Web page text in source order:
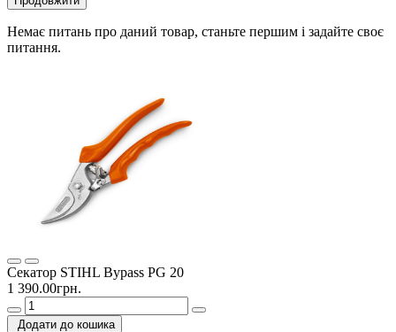
Немає питань про даний товар, станьте першим і задайте своє
питання.
Секатор STIHL Bypass PG 20
1 390.00грн.
Додати до кошика